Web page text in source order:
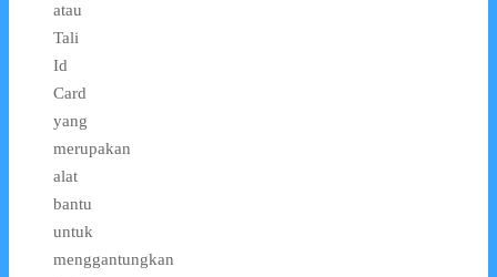
atau
Tali
Id
Card
yang
merupakan
alat
bantu
untuk
menggantungkan